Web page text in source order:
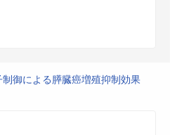
御による膵臓癌増殖抑制効果